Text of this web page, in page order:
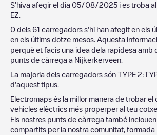
S'hiva afegir el dia 05/08/2025 i es troba
EZ
0 dels 61 carregadors s'hi han afegit en els
en els últims dotze mesos. Aquesta
perquè et facis una idea dela rapidesa amb
punts de càrrega a Nijkerkerveen
La majoria dels carregadors són TYPE 2:
d'aquest tipus.
Electromaps és la millor manera de trobar
vehicles elèctrics més properper al teu
Els nostres punts de càrrega també
compartits per la nostra comunitat, formada